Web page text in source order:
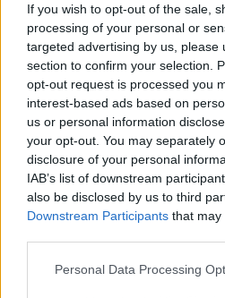
If you wish to opt-out of the sale,
processing of your personal or
targeted advertising by us, please
section to confirm your selection.
opt-out request is processed you
interest-based ads based on
us or personal information
your opt-out. You may separately
disclosure of your personal
IAB’s list of downstream
also be disclosed by us to third
Downstream Participants that may
Personal Data Processing
Pourtant, il y a des petits signes
pas tromper…
1. L’étoile dans l’œil
Il n’a pas littéralement un
mais, mais… pas loin ! Si quand
échangez trois mots, il a les
pétillants, le sourcil relevé et le
convaincu en tout ce que vous
alerte… Il semblerait que zozo
particulièrement !
2. Mémoire courte
toujours ses multiples passages